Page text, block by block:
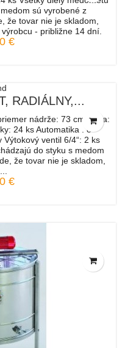
sú vyrobené z
že tovar nie je skladom,
- približne 14 dní.
€
RADIÁLNY,...
nádrže: 73 cm Váha:
24 ks Automatika . 8
ventil 6/4“: 2 ks
do styku s medom
že tovar nie je skladom,
€